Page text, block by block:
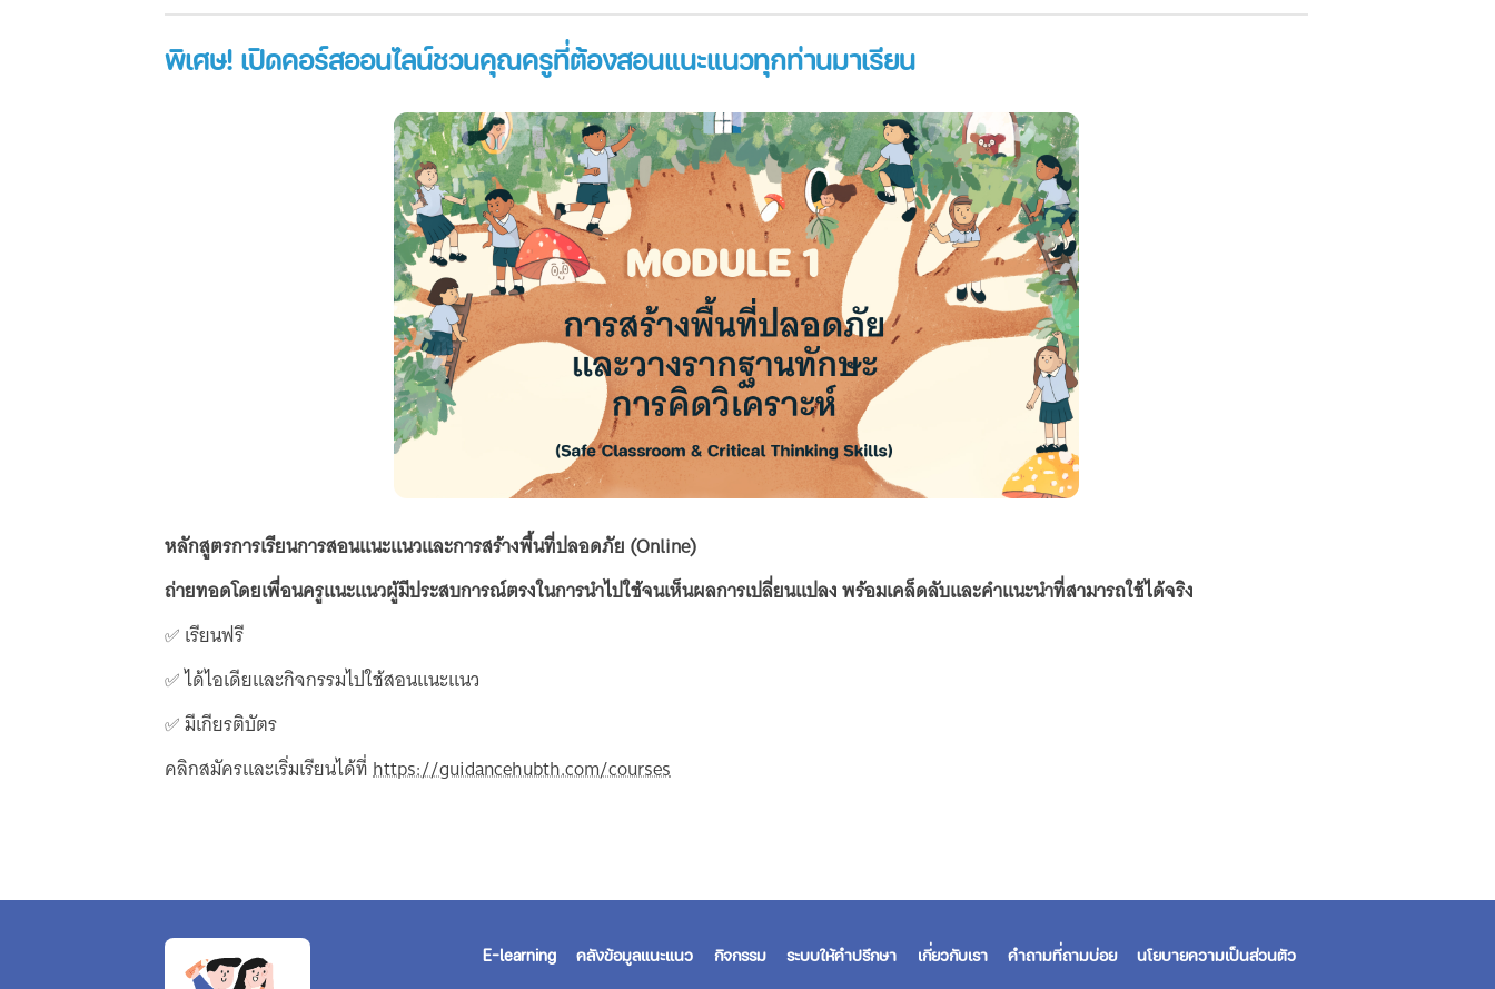
พิเศษ! เปิดคอร์สออนไลน์ชวนคุณครูที่ต้องสอนแนะแนวทุกท่านมาเรียน
หลักสูตรการเรียนการสอนแนะแนวและการสร้างพื้นที่ปลอดภัย (Online)
ถ่ายทอดโดยเพื่อนครูแนะแนวผู้มีประสบการณ์ตรงในการนำไปใช้จนเห็นผลการเปลี่ยนแปลง พร้อมเคล็ดลับและคำแนะนำที่สามารถใช้ได้จริง
✅ เรียนฟรี
✅ ได้ไอเดียและกิจกรรมไปใช้สอนแนะแนว
✅ มีเกียรติบัตร
คลิกสมัครและเริ่มเรียนได้ที่https://guidancehubth.com/courses
E-learning คลังข้อมูลแนะแนว กิจกรรม ระบบให้คำปรึกษา เกี่ยวกับเรา คำถามที่ถามบ่อย นโยบายความเป็นส่วนตัว